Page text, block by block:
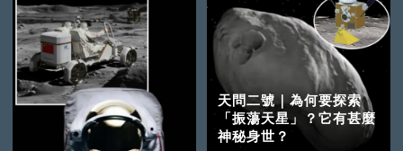
天問二號｜為何要探索
「振蕩天星」？它有甚麼
神秘身世？